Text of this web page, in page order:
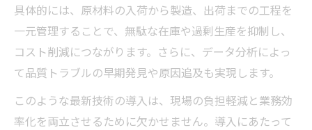
具体的には、原材料の入荷から製造、出荷までの工程を
一元管理することで、無駄な在庫や過剰生産を抑制し、
コスト削減につながります。さらに、データ分析によっ
て品質トラブルの早期発見や原因追及も実現します。
このような最新技術の導入は、現場の負担軽減と業務効
率化を両立させるために欠かせません。導入にあたって